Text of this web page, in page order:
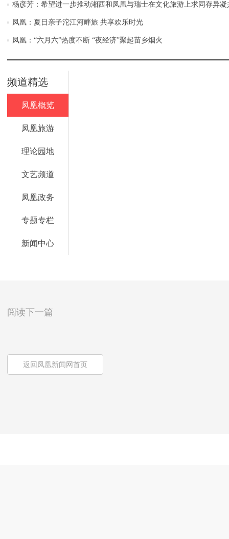
杨彦芳：希望进一步推动湘西和凤凰与瑞士在文化旅游上求同存异
凤凰：夏日亲子沱江河畔旅 共享欢乐时光
凤凰：“六月六”热度不断 “夜经济”聚起苗乡烟火
频道精选
凤凰概览
凤凰旅游
理论园地
文艺频道
凤凰政务
专题专栏
新闻中心
阅读下一篇
返回凤凰新闻网首页